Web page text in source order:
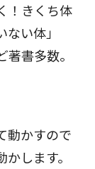
！きくち体
い体」
著書多数。
動かすので
します。